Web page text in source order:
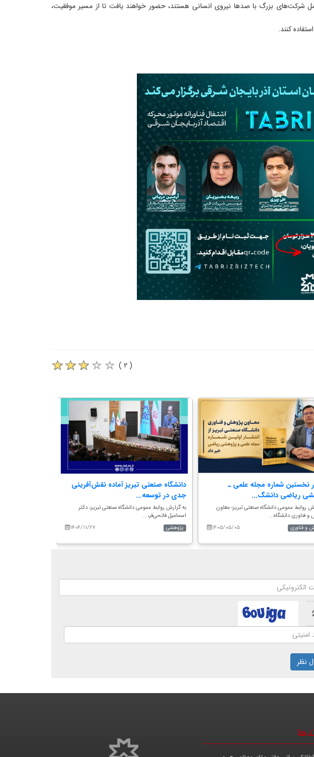
شرکت‌های بزرگ با صدها نیروی انسانی هستند، حضور خواهند یافت تا از مسیر موفقیت،
کنند.
( ۲ )
دانشگاه صنعتی تبریز آماده نقش‌آفرینی
جدی در توسعه...
به گزارش روابط عمومی دانشگاه صنعتی تبریز، دکتر
اسماعیل فاتحی‌فر،...
۱۴۰۴/۱۱/۲۷
پژوهشی
نخستین شماره مجله علمی ـ
ریاضی دانشگ...
روابط عمومی دانشگاه صنعتی تبریز؛ معاون
فناوری دانشگاه...
۱۴۰۵/۰۵/۰۵
و فناوری
نظر